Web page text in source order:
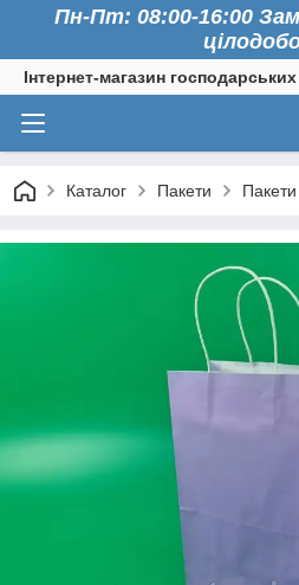
Пн-Пт: 08:00-16:00
Інтернет-магазин
Каталог Пакети